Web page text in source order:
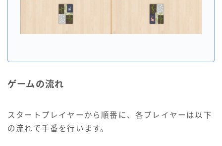
ゲームの流れ
スタートプレイヤーから順番に、各プレイヤーは以下
の流れで手番を行います。